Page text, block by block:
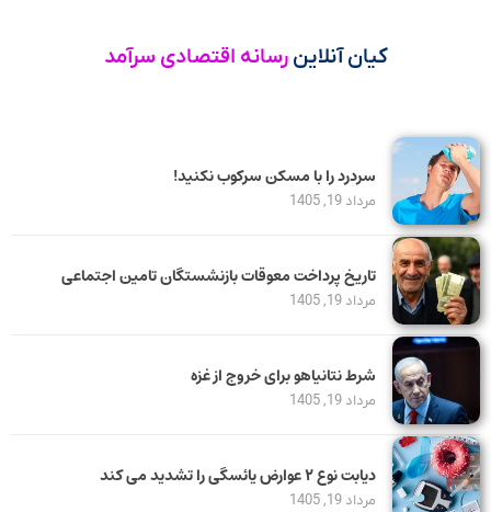
کیان آنلاین رسانه اقتصادی سرآمد
سردرد را با مسکن سرکوب نکنید!
مرداد 19, 1405
تاریخ پرداخت معوقات بازنشستگان تامین اجتماعی
مرداد 19, 1405
شرط نتانیاهو برای خروج از غزه
مرداد 19, 1405
دیابت نوع ۲ عوارض یائسگی را تشدید می کند
مرداد 19, 1405